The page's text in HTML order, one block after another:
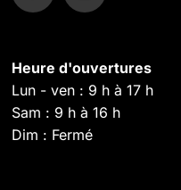
Heure d'ouvertures
Lun - ven : 9 h à 17 h
Sam : 9 h à 16 h
Dim : Fermé